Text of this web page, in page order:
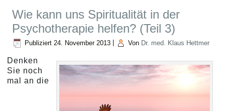
Wie kann uns Spiritualität in der
Psychotherapie helfen? (Teil 3)
Publiziert 24. November 2013 Von Dr. med. Klaus Hettmer
Denken
Sie noch
mal an die